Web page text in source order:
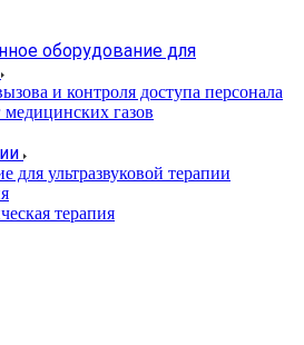
оборудование для
и контроля доступа персонала
газов
для ультразвуковой терапии
терапия